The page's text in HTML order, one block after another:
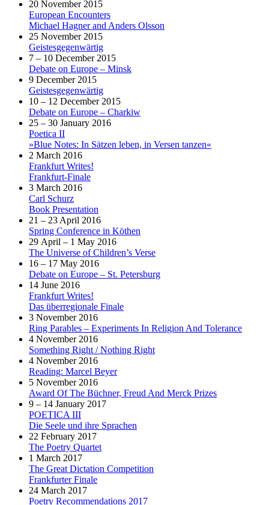
20 November 2015
European Encounters
Michael Hagner and Anders Olsson
25 November 2015
Geistesgegenwärtig
7 – 10 December 2015
Debate on Europe – Minsk
9 December 2015
Geistesgegenwärtig
10 – 12 December 2015
Debate on Europe – Charkiw
25 – 30 January 2016
Poetica II
»Blue Notes: In Sätzen leben, in Versen tanzen«
2 March 2016
Frankfurt Writes!
Frankfurt-Finale
3 March 2016
Carl Schurz
Book Presentation
21 – 23 April 2016
Spring Conference in Köthen
29 April – 1 May 2016
The Universe of Children’s Verse
16 – 17 May 2016
Debate on Europe – St. Petersburg
14 June 2016
Frankfurt Writes!
Das überregionale Finale
3 November 2016
Ring Parables – Experiments In Religion And Tolerance
4 November 2016
Something Right / Nothing Right
4 November 2016
Reading: Marcel Beyer
5 November 2016
Award Of The Büchner, Freud And Merck Prizes
9 – 14 January 2017
POETICA III
Die Seele und ihre Sprachen
22 February 2017
The Poetry Quartet
1 March 2017
The Great Dictation Competition
Frankfurter Finale
24 March 2017
Poetry Recommendations 2017